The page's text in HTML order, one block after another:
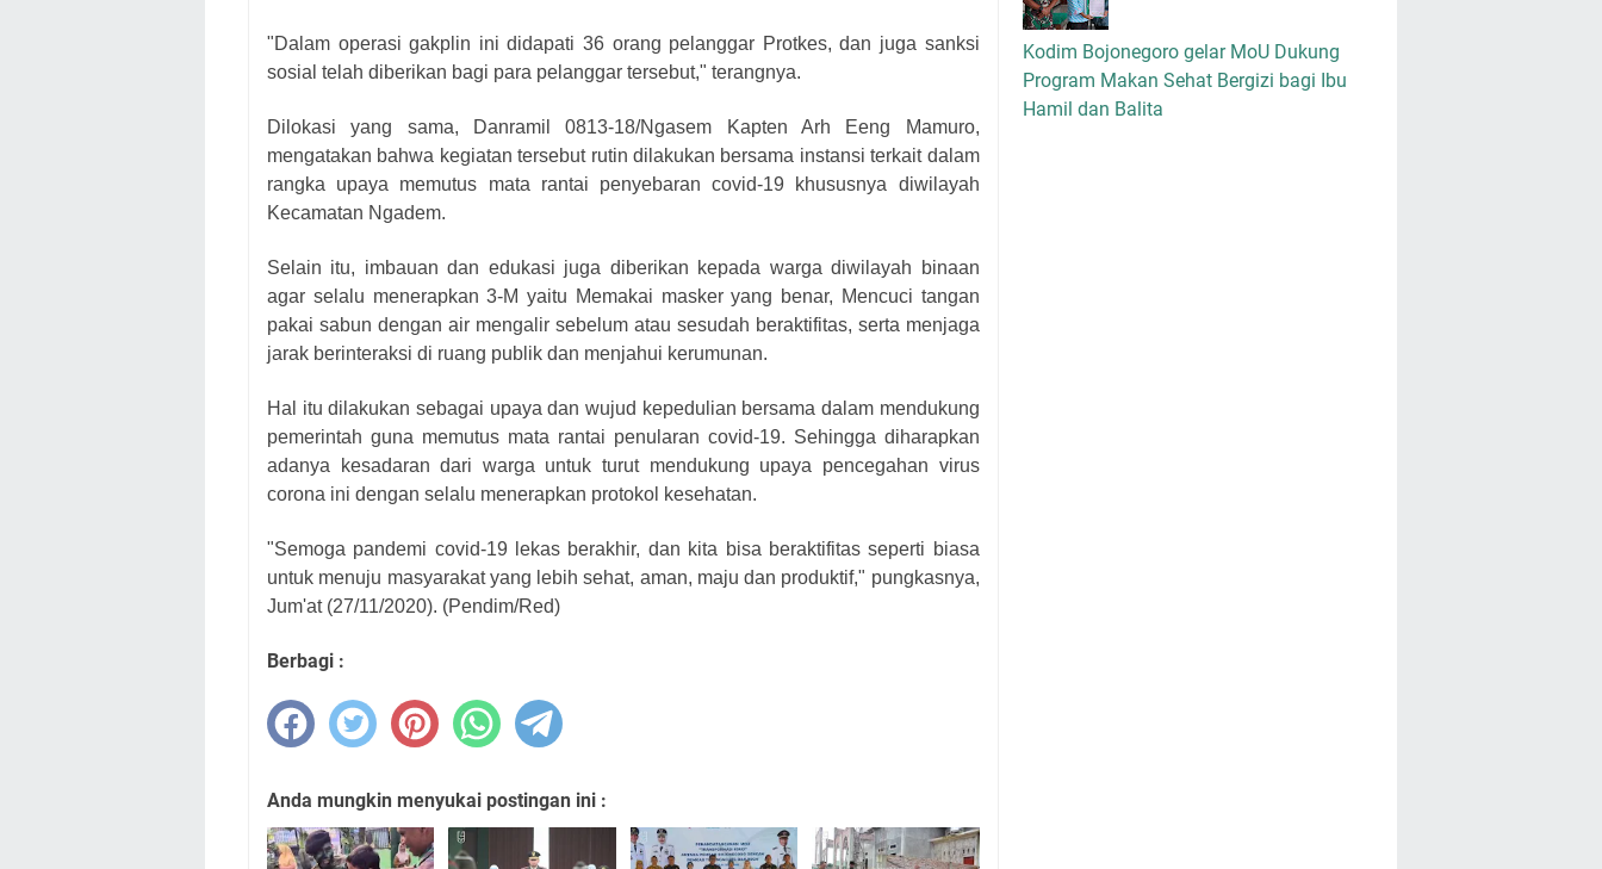
"Dalam operasi gakplin ini didapati 36 orang pelanggar Protkes, dan juga sanksi
sosial telah diberikan bagi para pelanggar tersebut," terangnya.
Dilokasi yang sama, Danramil 0813-18/Ngasem Kapten Arh Eeng Mamuro,
mengatakan bahwa kegiatan tersebut rutin dilakukan bersama instansi terkait dalam
rangka upaya memutus mata rantai penyebaran covid-19 khususnya diwilayah
Kecamatan Ngadem.
Selain itu, imbauan dan edukasi juga diberikan kepada warga diwilayah binaan
agar selalu menerapkan 3-M yaitu Memakai masker yang benar, Mencuci tangan
pakai sabun dengan air mengalir sebelum atau sesudah beraktifitas, serta menjaga
jarak berinteraksi di ruang publik dan menjahui kerumunan.
Hal itu dilakukan sebagai upaya dan wujud kepedulian bersama dalam mendukung
pemerintah guna memutus mata rantai penularan covid-19. Sehingga diharapkan
adanya kesadaran dari warga untuk turut mendukung upaya pencegahan virus
corona ini dengan selalu menerapkan protokol kesehatan.
"Semoga pandemi covid-19 lekas berakhir, dan kita bisa beraktifitas seperti biasa
untuk menuju masyarakat yang lebih sehat, aman, maju dan produktif," pungkasnya,
Jum'at (27/11/2020). (Pendim/Red)
Berbagi :
Anda mungkin menyukai postingan ini :
Kodim Bojonegoro gelar MoU Dukung
Program Makan Sehat Bergizi bagi Ibu
Hamil dan Balita